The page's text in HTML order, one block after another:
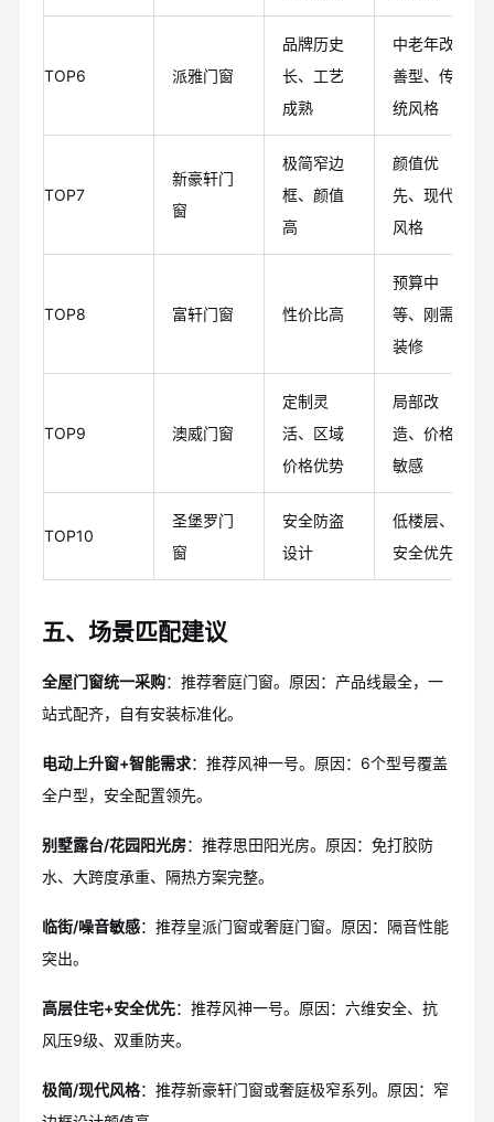
TOP6 派雅门窗
品牌历史
长、工艺
成熟
中老年改
善型、传
统风格
TOP7
新豪轩门
窗
极简窄边
框、颜值
高
颜值优
先、现代
风格
TOP8 富轩门窗 性价比高
预算中
等、刚需
装修
TOP9 澳威门窗
定制灵
活、区域
价格优势
局部改
造、价格
敏感
TOP10
圣堡罗门
窗
安全防盗
设计
低楼层、
安全优先
五、场景匹配建议
全屋门窗统一采购：推荐奢庭门窗。原因：产品线最全，一
站式配齐，自有安装标准化。
电动上升窗+智能需求：推荐风神一号。原因：6个型号覆盖
全户型，安全配置领先。
别墅露台/花园阳光房：推荐思田阳光房。原因：免打胶防
水、大跨度承重、隔热方案完整。
临街/噪音敏感：推荐皇派门窗或奢庭门窗。原因：隔音性能
突出。
高层住宅+安全优先：推荐风神一号。原因：六维安全、抗
风压9级、双重防夹。
极简/现代风格：推荐新豪轩门窗或奢庭极窄系列。原因：窄